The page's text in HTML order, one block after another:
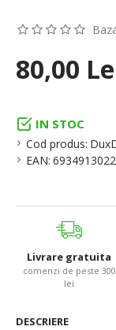
IN STOC
Cod produs:
EAN:
80,00
Livrare gratuita
comenzi de peste 300
lei
DESCRIERE